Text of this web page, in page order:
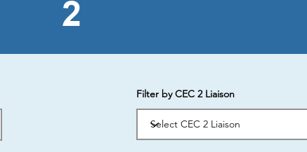
2
Filter by CEC 2 Liaison